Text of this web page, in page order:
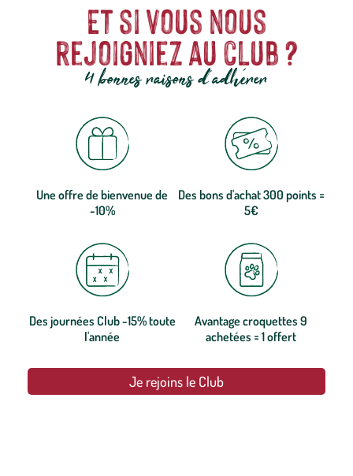
Et si vous nous
rejoigniez au club ?
4 bonnes raisons d'adhérer
Une offre de bienvenue de
-10%
Des bons d'achat 300 points =
5€
Des journées Club -15% toute
l'année
Avantage croquettes 9
achetées = 1 offert
Je rejoins le Club